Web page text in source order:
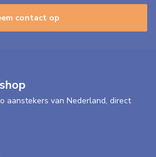
contact op
aanstekers van Nederland, direct